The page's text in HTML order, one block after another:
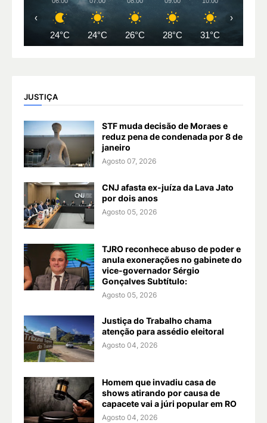
24°C 24°C 26°C 28°C 31°C
‹ ›
JUSTIÇA
STF muda decisão de Moraes e
reduz pena de condenada por 8 de
janeiro
Agosto 07, 2026
CNJ afasta ex-juíza da Lava Jato
por dois anos
Agosto 05, 2026
TJRO reconhece abuso de poder e
anula exonerações no gabinete do
vice-governador Sérgio
Gonçalves Subtítulo:
Agosto 05, 2026
Justiça do Trabalho chama
atenção para assédio eleitoral
Agosto 04, 2026
Homem que invadiu casa de
shows atirando por causa de
capacete vai a júri popular em RO
Agosto 04, 2026